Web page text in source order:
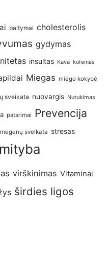
baltymai cholesterolis
gydymas
insultas Kava kofeinas
Miegas miego kokybė
sveikata nuovargis Nutukimas
patarimai Prevencija
sveikata stresas
virškinimas Vitaminai
širdies ligos